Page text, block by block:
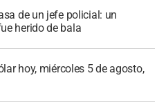
de un jefe policial: un
herido de bala
hoy, miércoles 5 de agosto,